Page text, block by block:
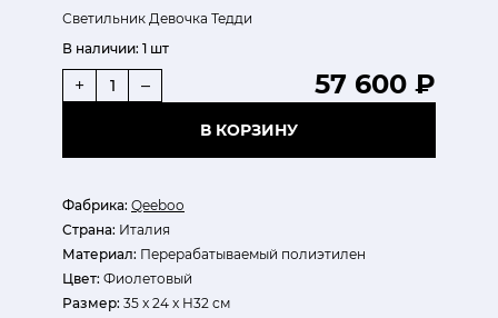
Светильник Девочка Тедди
Фабрика: Qeeboo
Страна: Италия
Материал: Перерабатываемый полиэтилен
Цвет: Фиолетовый
Размер: 35 x 24 x H32 см
В наличии: 1 шт
57 600 ₽
+ –
В КОРЗИНУ